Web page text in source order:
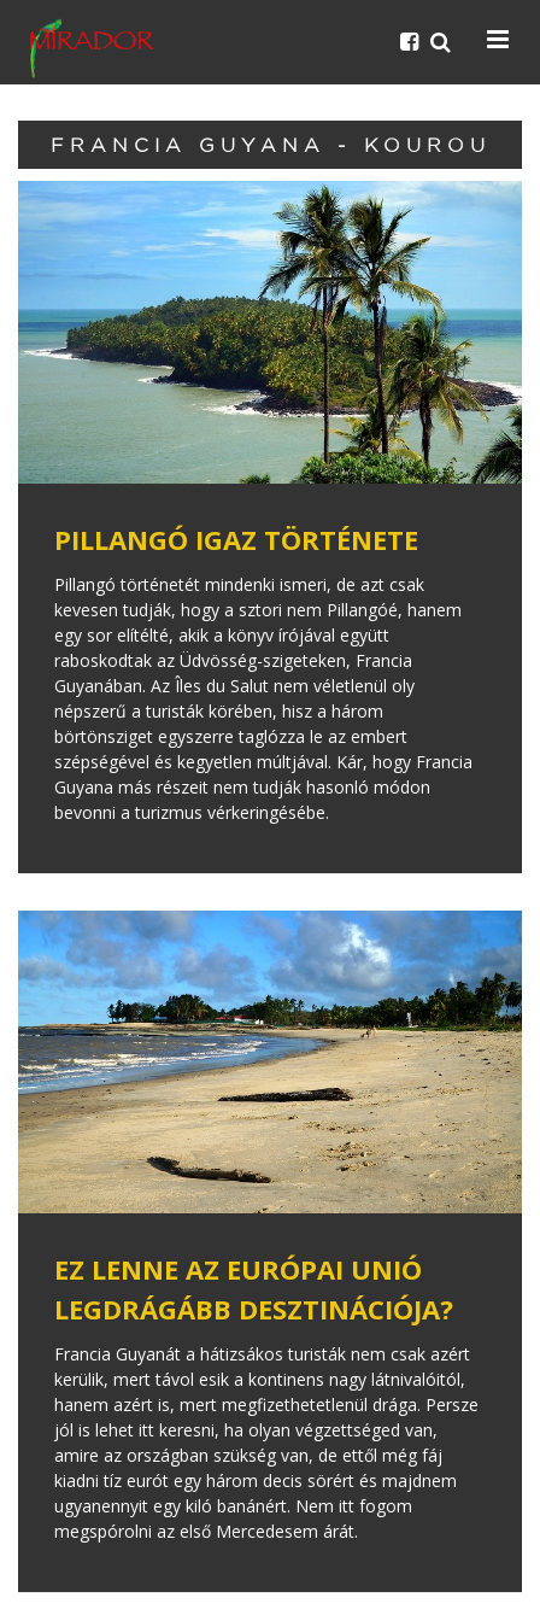
FRANCIA GUYANA - KOUROU
PILLANGÓ IGAZ TÖRTÉNETE
Pillangó történetét mindenki ismeri, de azt csak
kevesen tudják, hogy a sztori nem Pillangóé, hanem
egy sor elítélté, akik a könyv írójával együtt
raboskodtak az Üdvösség-szigeteken, Francia
Guyanában. Az Îles du Salut nem véletlenül oly
népszerű a turisták körében, hisz a három
börtönsziget egyszerre taglózza le az embert
szépségével és kegyetlen múltjával. Kár, hogy Francia
Guyana más részeit nem tudják hasonló módon
bevonni a turizmus vérkeringésébe.
EZ LENNE AZ EURÓPAI UNIÓ
LEGDRÁGÁBB DESZTINÁCIÓJA?
Francia Guyanát a hátizsákos turisták nem csak azért
kerülik, mert távol esik a kontinens nagy látnivalóitól,
hanem azért is, mert megfizethetetlenül drága. Persze
jól is lehet itt keresni, ha olyan végzettséged van,
amire az országban szükség van, de ettől még fáj
kiadni tíz eurót egy három decis sörért és majdnem
ugyanennyit egy kiló banánért. Nem itt fogom
megspórolni az első Mercedesem árát.